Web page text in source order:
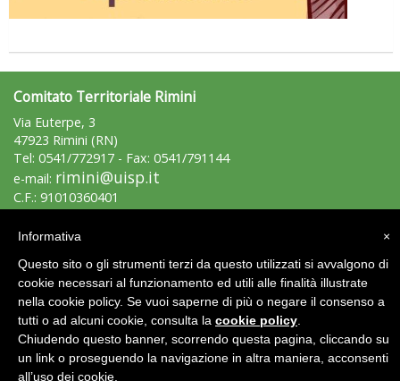
Comitato Territoriale Rimini
Via Euterpe, 3
47923 Rimini (RN)
Tel: 0541/772917 - Fax: 0541/791144
e-mail: rimini@uisp.it
C.F.: 91010360401
Area Riservata 2.0 ×
Informativa
Questo sito o gli strumenti terzi da questo utilizzati si avvalgono di
cookie necessari al funzionamento ed utili alle finalità illustrate
nella cookie policy. Se vuoi saperne di più o negare il consenso a
tutti o ad alcuni cookie, consulta la cookie policy
Chiudendo questo banner, scorrendo questa pagina, cliccando su
un link o proseguendo la navigazione in altra maniera, acconsenti
all’uso dei cookie.